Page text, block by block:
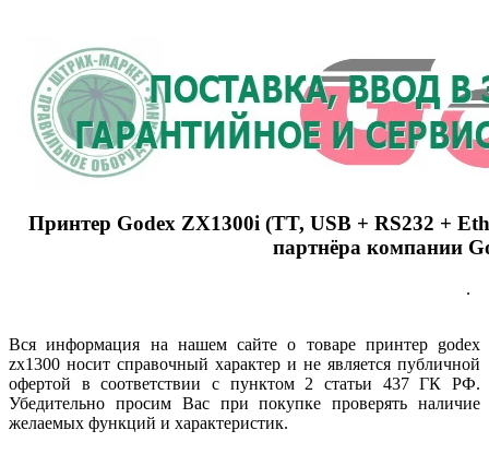
Принтер Godex ZX1300i (TT, USB + RS232 +
партнёра компании
.
Вся информация на нашем сайте о товаре принтер godex
zx1300 носит справочный характер и не является публичной
офертой в соответствии с пунктом 2 статьи 437 ГК РФ.
Убедительно просим Вас при покупке проверять наличие
желаемых функций и характеристик.